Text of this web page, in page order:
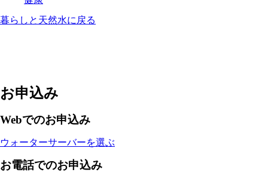
暮らしと天然水に戻る
お申込み
Webでのお申込み
ウォーターサーバーを選ぶ
お電話でのお申込み